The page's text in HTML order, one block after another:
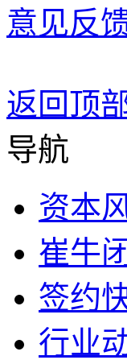
意见反
返回顶
导航
资本
崔牛
签约
行业